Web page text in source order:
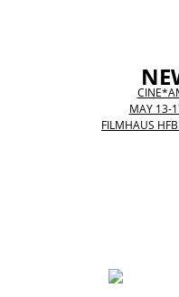
MAY 13-
FILMHAUS